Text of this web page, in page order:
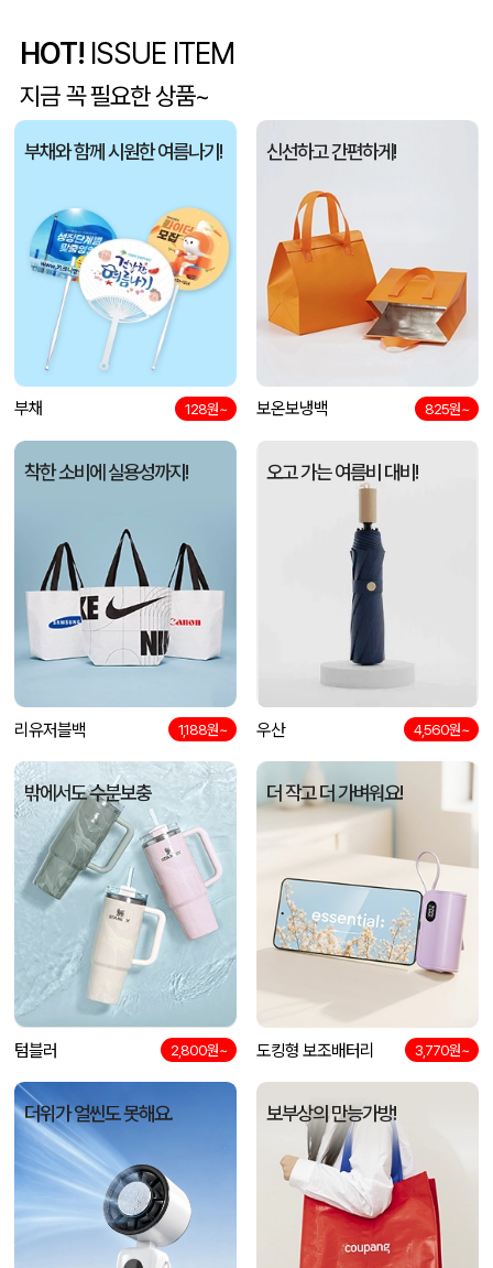
이OO 사각니들펜(0.7)
채OO 브리온 아이스큐브 2세대 여름 아이스 넥밴드 쿨러
전OO
김OO 접이식 장바구니 포켓가방 3종 1P 08-07
담OO [주문제작] 에코백 맞춤 제작 서비스 08-07
노OO 반달팬시자루부채(원형) (150Ø,160Ø,170Ø,180Ø,190Ø) 08-07
노OO
HOT! ISSUE ITEM
지금 꼭 필요한 상품~
부채와 함께 시원한 여름나기!
부채 128원~
신선하고 간편하게!
보온보냉백 825원~
착한 소비에 실용성까지!
리유저블백 1,188원~
오고 가는 여름비 대비!
우산 4,560원~
밖에서도 수분보충
텀블러 2,800원~
더 작고 더 가벼워요!
도킹형 보조배터리 3,770원~
더위가 얼씬도 못해요. 보부상의 만능가방!